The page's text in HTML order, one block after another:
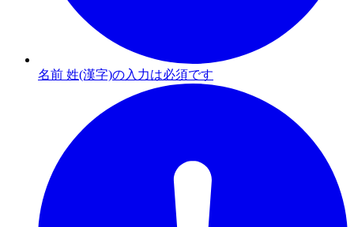
名前 姓(漢字)の入力は必須です